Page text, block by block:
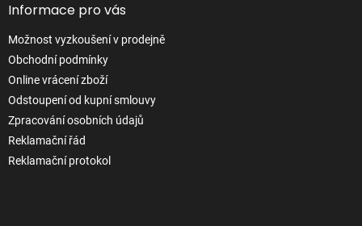
Informace pro vás
Možnost vyzkoušení v prodejně
Obchodní podmínky
Online vrácení zboží
Odstoupení od kupní smlouvy
Zpracování osobních údajů
Reklamační řád
Reklamační protokol